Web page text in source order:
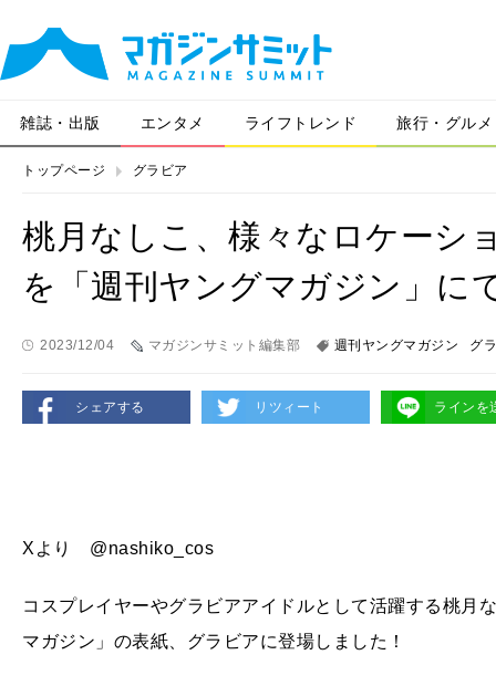
雑誌・出版 エンタメ ライフトレンド 旅行・グルメ
トップページ グラビア
桃月なしこ、様々なロケーシ
を「週刊ヤングマガジン」に
2023/12/04 マガジンサミット編集部 週刊ヤングマガジン グ
シェアする リツィート ラインを
Xより @nashiko_cos
コスプレイヤーやグラビアアイドルとして活躍する桃月
マガジン」の表紙、グラビアに登場しました！